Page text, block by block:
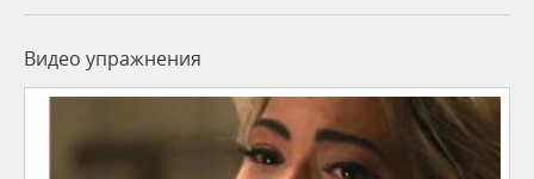
Видео упражнения